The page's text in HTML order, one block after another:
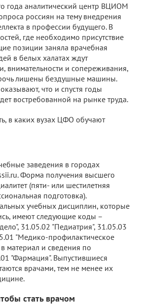
года аналитический центр ВЦИОМ
россиян на тему внедрения
в профессии будущего. В
где необходимо присутствие
позиции заняла врачебная
в белых халатах ждут
внимательности и сопереживания,
лишены бездушные машины.
что и спустя годы
востребованной на рынке труда.
в каких вузах ЦФО обучают
заведения в городах
Форма получения высшего
(пяти- или шестилетняя
подготовка).
учебных дисциплин, которые
имеют следующие коды –
31.05.02 "Педиатрия", 31.05.03
"Медико-профилактическое
материал и сведения по
"Фармация". Выпустившиеся
врачами, тем не менее их
стать врачом